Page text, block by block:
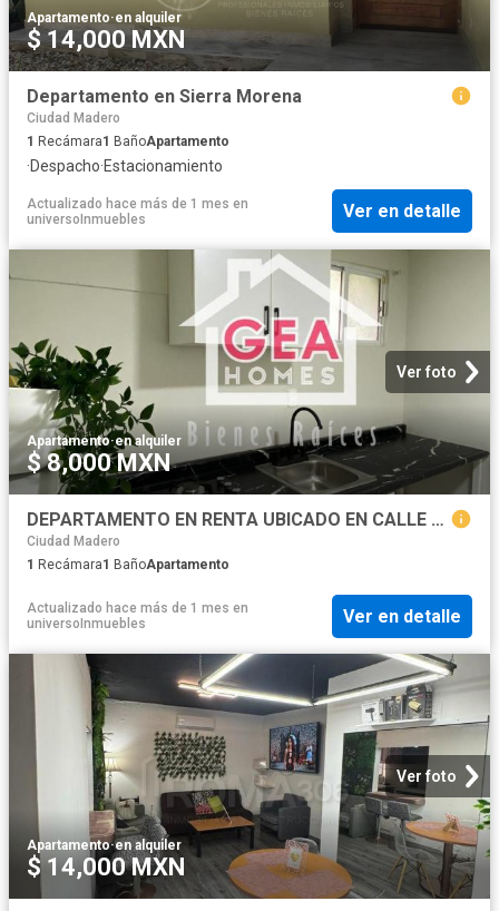
Apartamento·en alquiler
$ 14,000 MXN
Departamento en Sierra Morena
Ciudad Madero
1 Recámara1 BañoApartamento
·Despacho·Estacionamiento
Actualizado hace más de 1 mes en
universoInmuebles
Ver en detalle
Ver foto
Apartamento·en alquiler
$ 8,000 MXN
DEPARTAMENTO EN RENTA UBICADO EN CALLE GUADALUPE VICTORIA TAMPICO, TAMPS
Ciudad Madero
1 Recámara1 BañoApartamento
Actualizado hace más de 1 mes en
universoInmuebles
Ver en detalle
Ver foto
Apartamento·en alquiler
$ 14,000 MXN